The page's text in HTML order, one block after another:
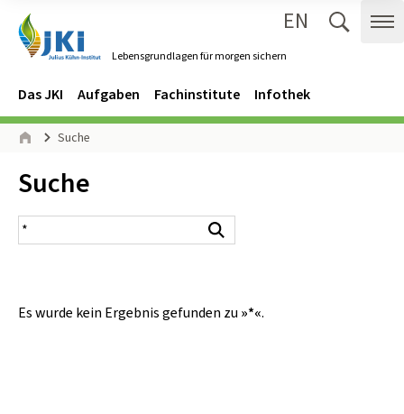
Lebensgrundlagen für morgen sichern
EN
Navigation
Hauptmenü
Das JKI Aufgaben Fachinstitute Infothek
Seitenpfad
Suche
Inhalt:
Suche
Suchergebnis
Es wurde kein Ergebnis gefunden zu »*«.